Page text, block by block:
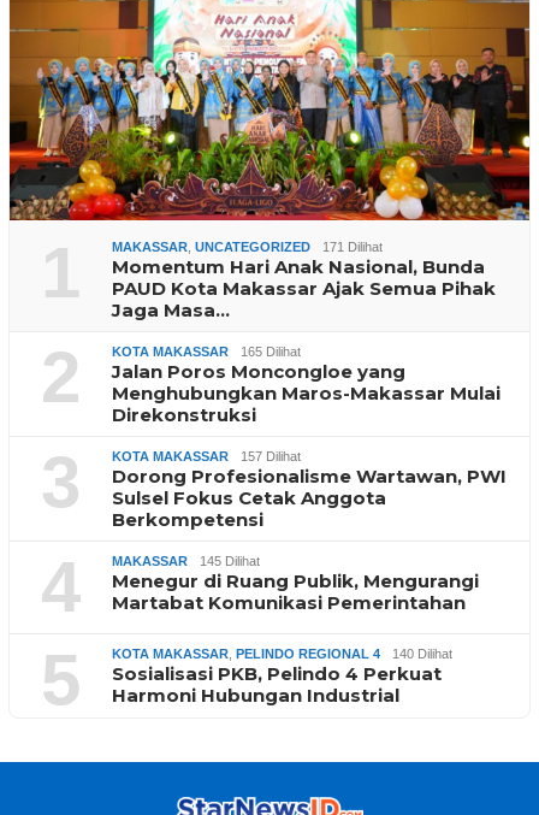
1 MAKASSAR UNCATEGORIZED 171 Dilihat
Momentum Hari Anak Nasional, Bunda
PAUD Kota Makassar Ajak Semua Pihak
Jaga Masa…
2 KOTA MAKASSAR 165 Dilihat
Jalan Poros Moncongloe yang
Menghubungkan Maros-Makassar Mulai
Direkonstruksi
3 KOTA MAKASSAR 157 Dilihat
Dorong Profesionalisme Wartawan, PWI
Sulsel Fokus Cetak Anggota
Berkompetensi
4 MAKASSAR 145 Dilihat
Menegur di Ruang Publik, Mengurangi
Martabat Komunikasi Pemerintahan
5 KOTA MAKASSAR PELINDO REGIONAL 4 140 Dilihat
Sosialisasi PKB, Pelindo 4 Perkuat
Harmoni Hubungan Industrial